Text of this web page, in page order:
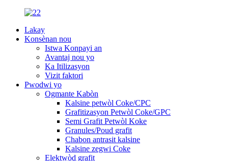
Lakay
Konsènan nou
Istwa Konpayi an
Avantaj nou yo
Ka Itilizasyon
Vizit faktori
Pwodwi yo
Ogmante Kabòn
Kalsine petwòl Coke/CPC
Grafitizasyon Petwòl Coke/GPC
Semi Grafit Petwòl Koke
Granules/Poud grafit
Chabon antrasit kalsine
Kalsine zegwi Coke
Elektwòd grafit